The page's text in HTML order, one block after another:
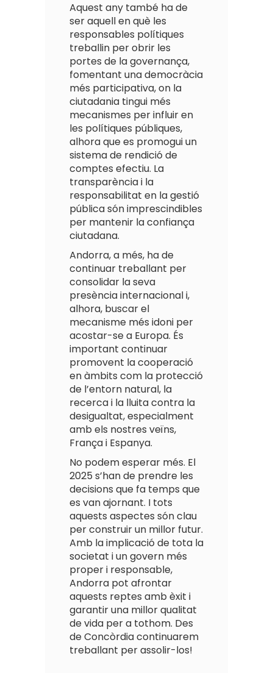
Aquest any també ha de
ser aquell en què les
responsables polítiques
treballin per obrir les
portes de la governança,
fomentant una democràcia
més participativa, on la
ciutadania tingui més
mecanismes per influir en
les polítiques públiques,
alhora que es promogui un
sistema de rendició de
comptes efectiu. La
transparència i la
responsabilitat en la gestió
pública són imprescindibles
per mantenir la confiança
ciutadana.
Andorra, a més, ha de
continuar treballant per
consolidar la seva
presència internacional i,
alhora, buscar el
mecanisme més idoni per
acostar-se a Europa. És
important continuar
promovent la cooperació
en àmbits com la protecció
de l’entorn natural, la
recerca i la lluita contra la
desigualtat, especialment
amb els nostres veïns,
França i Espanya.
No podem esperar més. El
2025 s’han de prendre les
decisions que fa temps que
es van ajornant. I tots
aquests aspectes són clau
per construir un millor futur.
Amb la implicació de tota la
societat i un govern més
proper i responsable,
Andorra pot afrontar
aquests reptes amb èxit i
garantir una millor qualitat
de vida per a tothom. Des
de Concòrdia continuarem
treballant per assolir-los!